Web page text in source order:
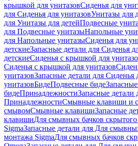
крышкой для унитазовСиденья для
для Сиденья для унитазовУнитазы для
для Унитазы для детейПодвесные
для Подвесные унитазыНапольные
для Напольные унитазыСиденья для
детскиеЗапасные детали для Сиденья
детскиеСиденья с крышкой для
Сиденья с крышкой для унитазов
унитазовЗапасные детали для Сиденья
унитазовБидеПодвесные биде
бидеПринадлежностиЗапасные детали
ПринадлежностиСмывные клавиши и
смывомСмывные клавишиЗапасные
клавишиДля смывных бачков
SigmaЗапасные детали для Для
монтажа SigmaДля смывных бачков